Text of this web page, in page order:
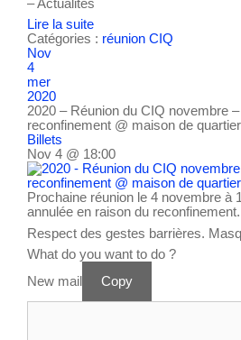
Lire la suite
Catégories : réunion CIQ
Nov
4
mer
2020
2020 – Réunion du CIQ novembre
reconfinement @ maison de quartier
Billets
Nov 4 @ 18:00
Prochaine réunion le 4 novembre
annulée en raison du reconfinement.
Respect des gestes barrières.
What do you want to do ?
New mail
Copy